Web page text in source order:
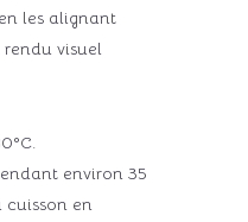
les alignant
visuel
environ 35
cuisson en